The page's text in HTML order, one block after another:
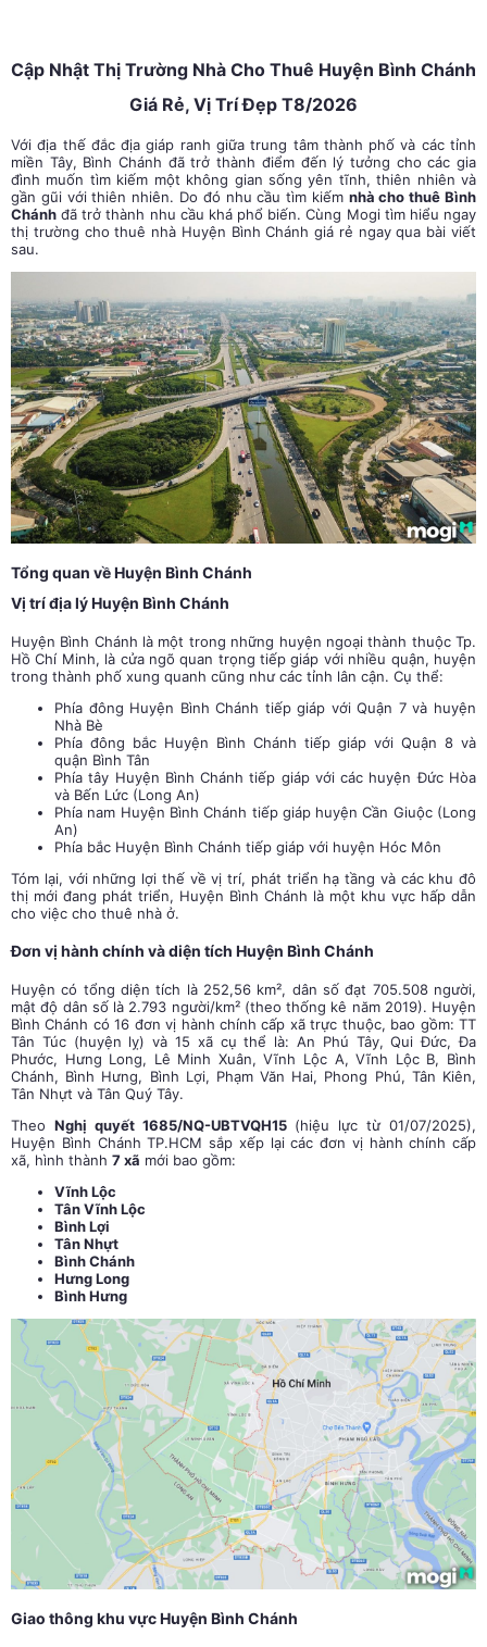
Cập Nhật Thị Trường Nhà Cho Thuê Huyện Bình Chánh
Giá Rẻ, Vị Trí Đẹp T8/2026
Với địa thế đắc địa giáp ranh giữa trung tâm thành phố và các tỉnh
miền Tây, Bình Chánh đã trở thành điểm đến lý tưởng cho các gia
đình muốn tìm kiếm một không gian sống yên tĩnh, thiên nhiên và
gần gũi với thiên nhiên. Do đó nhu cầu tìm kiếm nhà cho thuê Bình
Chánh đã trở thành nhu cầu khá phổ biến. Cùng Mogi tìm hiểu ngay
thị trường cho thuê nhà Huyện Bình Chánh giá rẻ ngay qua bài viết
sau.
Tổng quan về Huyện Bình Chánh
Vị trí địa lý Huyện Bình Chánh
Huyện Bình Chánh là một trong những huyện ngoại thành thuộc Tp.
Hồ Chí Minh, là cửa ngõ quan trọng tiếp giáp với nhiều quận, huyện
trong thành phố xung quanh cũng như các tỉnh lân cận. Cụ thể:
Phía đông Huyện Bình Chánh tiếp giáp với Quận 7 và huyện
Nhà Bè
Phía đông bắc Huyện Bình Chánh tiếp giáp với Quận 8 và
quận Bình Tân
Phía tây Huyện Bình Chánh tiếp giáp với các huyện Đức Hòa
và Bến Lức (Long An)
Phía nam Huyện Bình Chánh tiếp giáp huyện Cần Giuộc (Long
An)
Phía bắc Huyện Bình Chánh tiếp giáp với huyện Hóc Môn
Tóm lại, với những lợi thế về vị trí, phát triển hạ tầng và các khu đô
thị mới đang phát triển, Huyện Bình Chánh là một khu vực hấp dẫn
cho việc cho thuê nhà ở.
Đơn vị hành chính và diện tích Huyện Bình Chánh
Huyện có tổng diện tích là 252,56 km², dân số đạt 705.508 người,
mật độ dân số là 2.793 người/km² (theo thống kê năm 2019). Huyện
Bình Chánh có 16 đơn vị hành chính cấp xã trực thuộc, bao gồm: TT
Tân Túc (huyện lỵ) và 15 xã cụ thể là: An Phú Tây, Qui Đức, Đa
Phước, Hưng Long, Lê Minh Xuân, Vĩnh Lộc A, Vĩnh Lộc B, Bình
Chánh, Bình Hưng, Bình Lợi, Phạm Văn Hai, Phong Phú, Tân Kiên,
Tân Nhựt và Tân Quý Tây.
Theo Nghị quyết 1685/NQ-UBTVQH15(hiệu lực từ 01/07/2025),
Huyện Bình ChánhTP.HCM sắp xếp lại các đơn vị hành chính cấp
xã, hình thành 7 xã mới bao gồm:
Vĩnh Lộc
Tân Vĩnh Lộc
Bình Lợi
Tân Nhựt
Bình Chánh
Hưng Long
Bình Hưng
Giao thông khu vực Huyện Bình Chánh